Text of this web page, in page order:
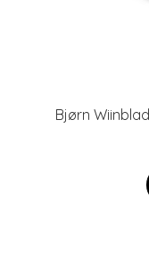
Bjørn